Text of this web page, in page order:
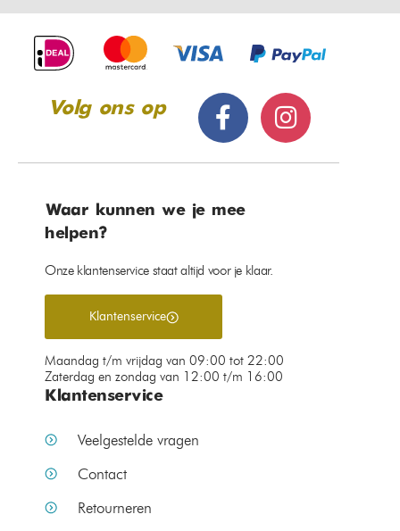
Volg ons op
Waar kunnen we je mee
helpen?
Onze klantenservice staat altijd voor je klaar.
Klantenservice
Maandag t/m vrijdag van 09:00 tot 22:00
Zaterdag en zondag van 12:00 t/m 16:00
Klantenservice
Veelgestelde vragen
Contact
Retourneren